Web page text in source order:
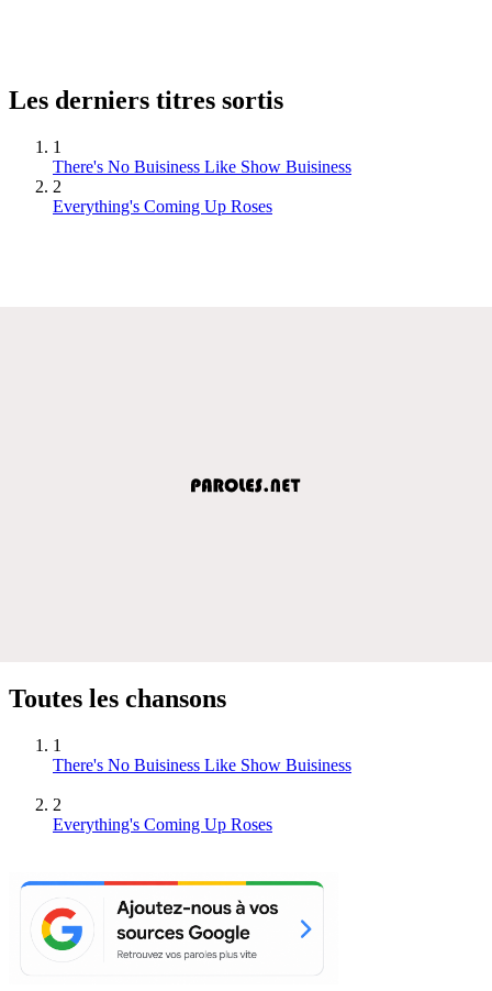
Les derniers titres sortis
1
There's No Buisiness Like Show Buisiness
2
Everything's Coming Up Roses
Toutes les chansons
1
There's No Buisiness Like Show Buisiness
2
Everything's Coming Up Roses